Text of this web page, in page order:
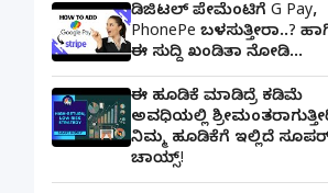
ಡಿಜಿಟಲ್ ಪೇಮೆಂಟಿಗೆ G Pay,
PhonePe ಬಳಸುತ್ತೀರಾ..?
ಈ ಸುದ್ದಿ ಖಂಡಿತಾ ನೋಡಿ...
ಈ ಹೂಡಿಕೆ ಮಾಡಿದ್ರೆ ಕಡಿಮೆ
ಅವಧಿಯಲ್ಲಿ
ನಿಮ್ಮ ಹೂಡಿಕೆಗೆ ಇಲ್ಲಿದೆ
ಚಾಯ್ಸ್‌!